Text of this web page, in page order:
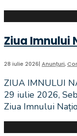
Ziua Imnului
28 iulie 2026| Anunțuri,
ZIUA IMNULUI
29 iulie 2026,
Ziua Imnului